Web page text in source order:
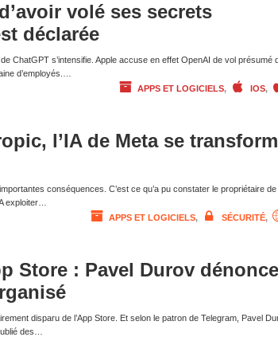
volé ses secrets
déclarée
ChatGPT s’intensifie. Apple accuse en effet OpenAI de vol présumé
d’employés.…
APPS ET LOGICIELS, IOS,
l’IA de Meta se
conséquences. C’est ce qu’a pu constater le propriétaire de
exploiter…
APPS ET LOGICIELS, SÉCURITÉ,
Store : Pavel Durov
disparu de l’App Store. Et selon le patron de Telegram, Pavel
des…